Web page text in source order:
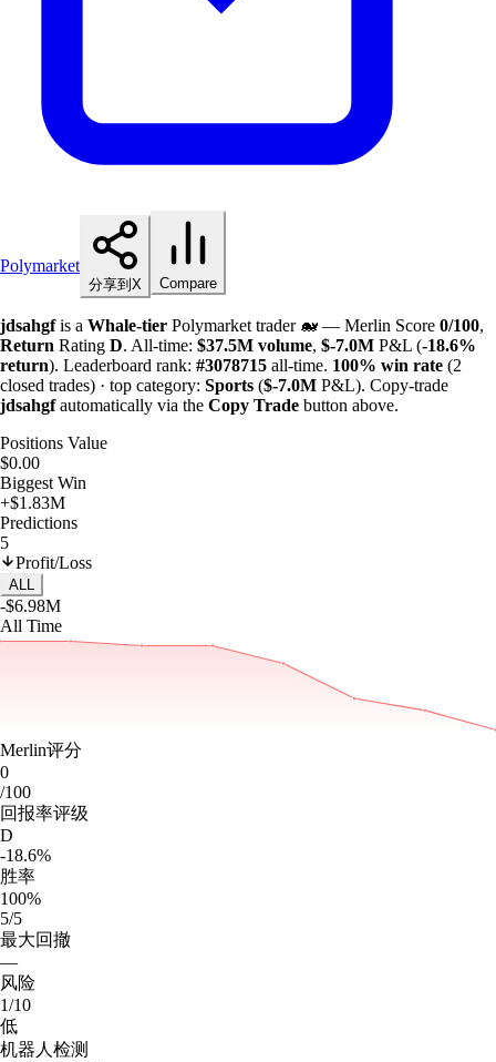
Polymarket
分享到X Compare
jdsahgfis a Whale-tier Polymarket trader 🐋 — Merlin Score 0/100,
Return Rating D. All-time: $37.5M volume, $-7.0M P&L (-18.6%
return). Leaderboard rank: #3078715 all-time. 100% win rate (2
closed trades) · top category: Sports ($-7.0M P&L). Copy-trade
jdsahgfautomatically via the Copy Trade button above.
Positions Value
$0.00
Biggest Win
+$1.83M
Predictions
5
Profit/Loss
ALL
-$6.98M
All Time
Merlin评分
0
/100
回报率评级
D
-18.6%
胜率
100%
5/5
最大回撤
—
风险
1/10
低
机器人检测